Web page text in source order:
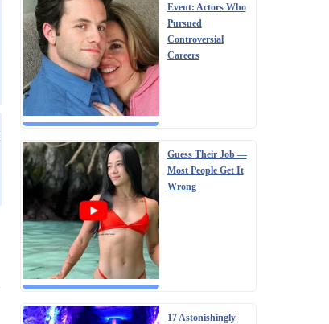
Event: Actors Who
Pursued
Controversial
Careers
Guess Their Job —
Most People Get It
Wrong
17 Astonishingly